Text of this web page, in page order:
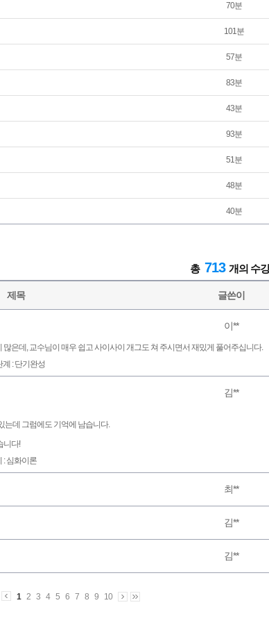
70분
101분
57분
83분
43분
93분
51분
48분
40분
총 713 개의 수
제목 글쓴이
이**
은데, 교수님이 매우 쉽고 사이사이 개그도 쳐 주시면서 재밌게 풀어주십니다.
계 : 단기완성
김**
는데 그럼에도 기억에 남습니다.
니다!
: 심화이론
최**
김**
김**
1 2 3 4 5 6 7 8 9 10